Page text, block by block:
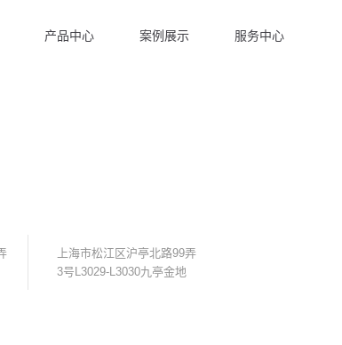
产品中心 案例展示 服务中心
上海市松江区沪亭北路99弄
3号L3029-L3030九亭金地